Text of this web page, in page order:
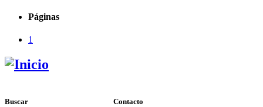
Páginas
1
Buscar Contacto